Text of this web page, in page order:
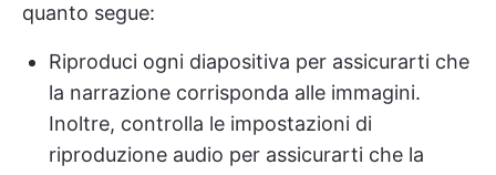
quanto segue:
Riproduci ogni diapositiva per assicurarti che
la narrazione corrisponda alle immagini.
Inoltre, controlla le impostazioni di
riproduzione audio per assicurarti che la